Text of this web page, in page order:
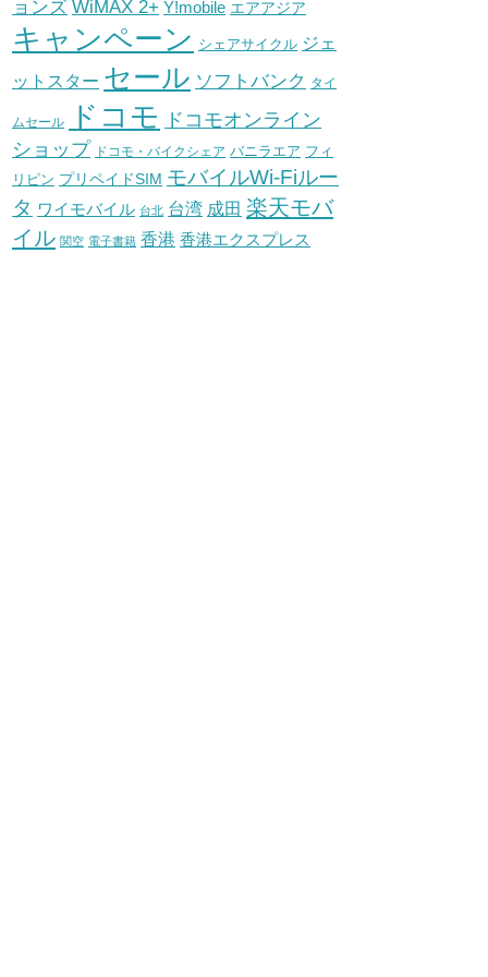
ョンズ WiMAX 2+ Y!mobile エアアジア
キャンペーン シェアサイクル ジェ
ットスター セール ソフトバンク タイ
ムセール ドコモ
ドコモオンライン
ショップ ドコモ・バイクシェア バニラエア フィ
リピン プリペイドSIM モバイルWi-Fiルー
タ ワイモバイル 台北 台湾 成田 楽天モバ
イル 関空 電子書籍 香港 香港エクスプレス